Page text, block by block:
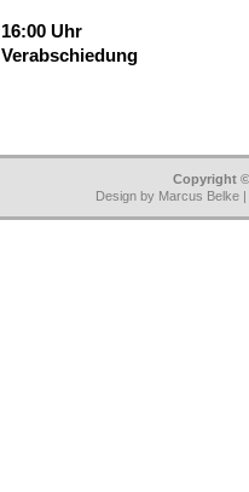
16:00 Uhr
Verabschiedung
Copyright
Design by Marcus Belke